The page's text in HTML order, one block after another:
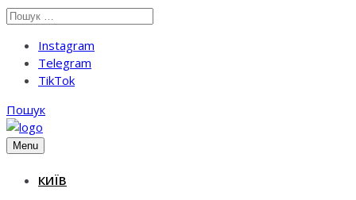
Instagram
Telegram
TikTok
Пошук
Menu
КИЇВ